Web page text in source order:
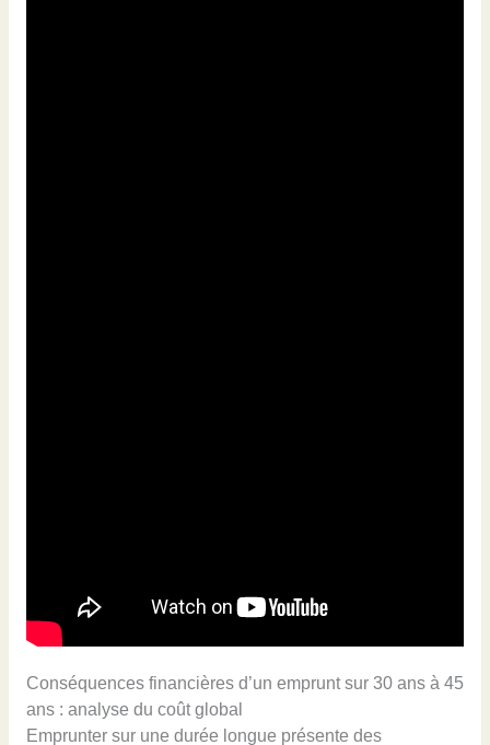
Conséquences financières d’un emprunt sur 30 ans à 45
ans : analyse du coût global
Emprunter sur une durée longue présente des